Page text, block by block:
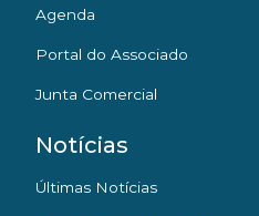
Agenda
Portal do Associado
Junta Comercial
Notícias
Últimas Notícias